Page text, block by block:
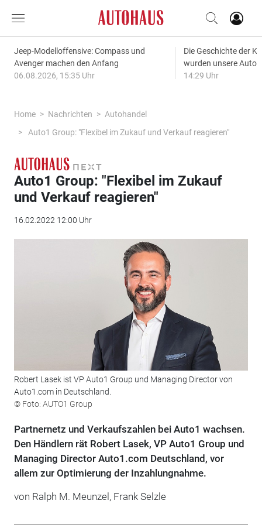
Jeep-Modelloffensive: Compass und
Avenger machen den Anfang
06.08.2026, 15:35 Uhr
Die Geschichte der
wurden unsere
14:29 Uhr
Home Nachrichten
Autohandel
Auto1 Group: "Flexibel im Zukauf und Verkauf reagieren"
Auto1 Group: "Flexibel im Zukauf
und Verkauf reagieren"
16.02.2022 12:00 Uhr
Robert Lasek ist VP Auto1 Group und Managing Director von
Auto1.com in Deutschland.
© Foto: AUTO1 Group
Partnernetz und Verkaufszahlen bei Auto1 wachsen.
Den Händlern rät Robert Lasek, VP Auto1 Group und
Managing Director Auto1.com Deutschland, vor
allem zur Optimierung der Inzahlungnahme.
von Ralph M. Meunzel, Frank Selzle